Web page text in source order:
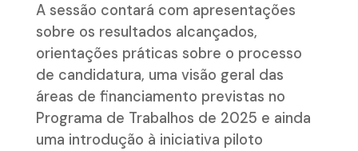
A sessão contará com apresentações
sobre os resultados alcançados,
orientações práticas sobre o processo
de candidatura, uma visão geral das
áreas de financiamento previstas no
Programa de Trabalhos de 2025 e ainda
uma introdução à iniciativa piloto